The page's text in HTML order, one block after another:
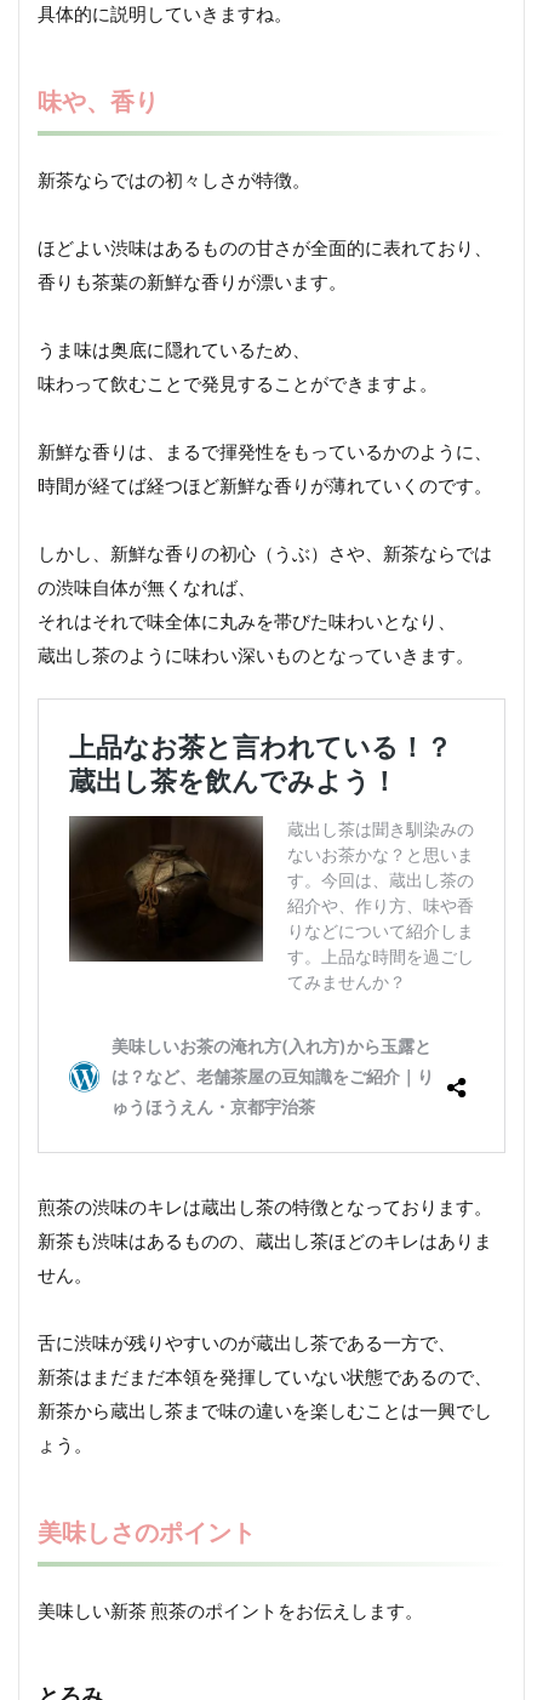
具体的に説明していきますね。
味や、香り
新茶ならではの初々しさが特徴。
ほどよい渋味はあるものの甘さが全面的に表れており、
香りも茶葉の新鮮な香りが漂います。
うま味は奥底に隠れているため、
味わって飲むことで発見することができますよ。
新鮮な香りは、まるで揮発性をもっているかのように、
時間が経てば経つほど新鮮な香りが薄れていくのです。
しかし、新鮮な香りの初心（うぶ）さや、新茶ならでは
の渋味自体が無くなれば、
それはそれで味全体に丸みを帯びた味わいとなり、
蔵出し茶のように味わい深いものとなっていきます。
煎茶の渋味のキレは蔵出し茶の特徴となっております。
新茶も渋味はあるものの、蔵出し茶ほどのキレはありま
せん。
舌に渋味が残りやすいのが蔵出し茶である一方で、
新茶はまだまだ本領を発揮していない状態であるので、
新茶から蔵出し茶まで味の違いを楽しむことは一興でし
ょう。
美味しさのポイント
美味しい新茶 煎茶のポイントをお伝えします。